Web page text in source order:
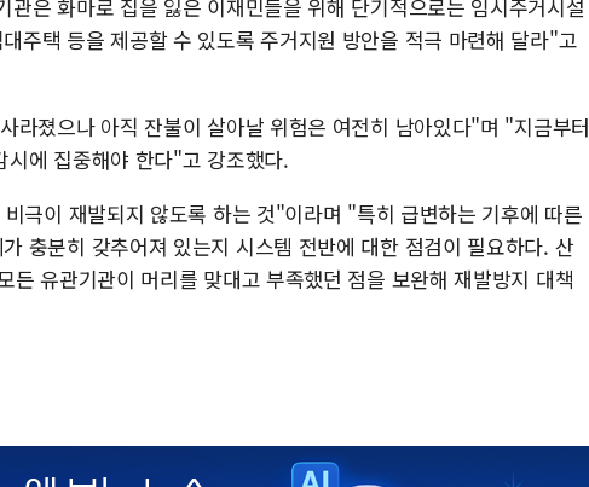
은 화마로 집을 잃은 이재민들을 위해 단기적으로는 임시주거시설
주택 등을 제공할 수 있도록 주거지원 방안을 적극 마련해 달라"고
라졌으나 아직 잔불이 살아날 위험은 여전히 남아있다"며 "지금부터
에 집중해야 한다"고 강조했다.
극이 재발되지 않도록 하는 것"이라며 "특히 급변하는 기후에 따른
충분히 갖추어져 있는지 시스템 전반에 대한 점검이 필요하다. 산
든 유관기관이 머리를 맞대고 부족했던 점을 보완해 재발방지 대책